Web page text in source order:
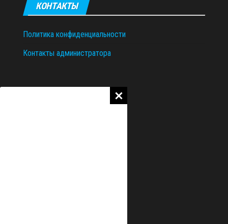
КОНТАКТЫ
Политика конфиденциальности
Контакты администратора